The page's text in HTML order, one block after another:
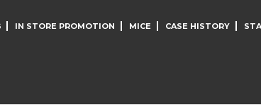
IN STORE PROMOTION MICE CASE HISTORY